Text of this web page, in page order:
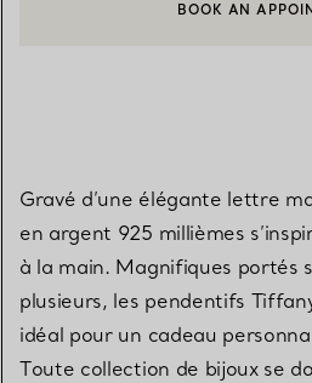
CONTACTER UN CONSEILLER
BOOK AN
Gravé d’une élégante lettre
en argent 925 millièmes
à la main. Magnifiques portés
plusieurs, les pendentifs
idéal pour un cadeau
Toute collection de bijoux se